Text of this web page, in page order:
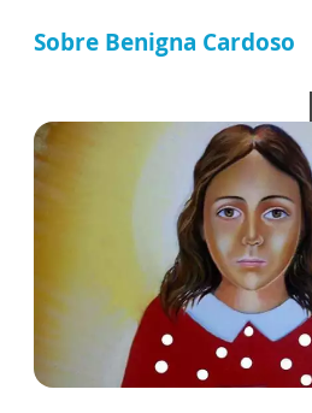
Sobre Benigna Cardoso